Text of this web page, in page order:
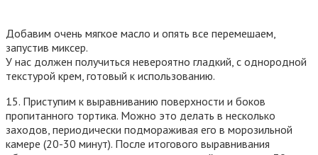
Добавим очень мягкое масло и опять все перемешаем,
запустив миксер.
У нас должен получиться невероятно гладкий, с однородной
текстурой крем, готовый к использованию.
15. Приступим к выравниванию поверхности и боков
пропитанного тортика. Можно это делать в несколько
заходов, периодически подмораживая его в морозильной
камере (20-30 минут). После итогового выравнивания